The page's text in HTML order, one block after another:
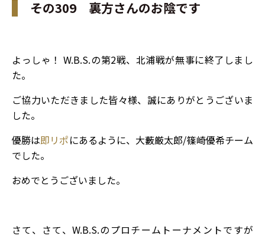
その309 裏方さんのお陰です
よっしゃ！ W.B.S.の第2戦、北浦戦が無事に終了しまし
た。
ご協力いただきました皆々様、誠にありがとうございま
した。
優勝は即リポにあるように、大藪厳太郎/篠崎優希チーム
でした。
おめでとうございました。
さて、さて、W.B.S.のプロチームトーナメントですが